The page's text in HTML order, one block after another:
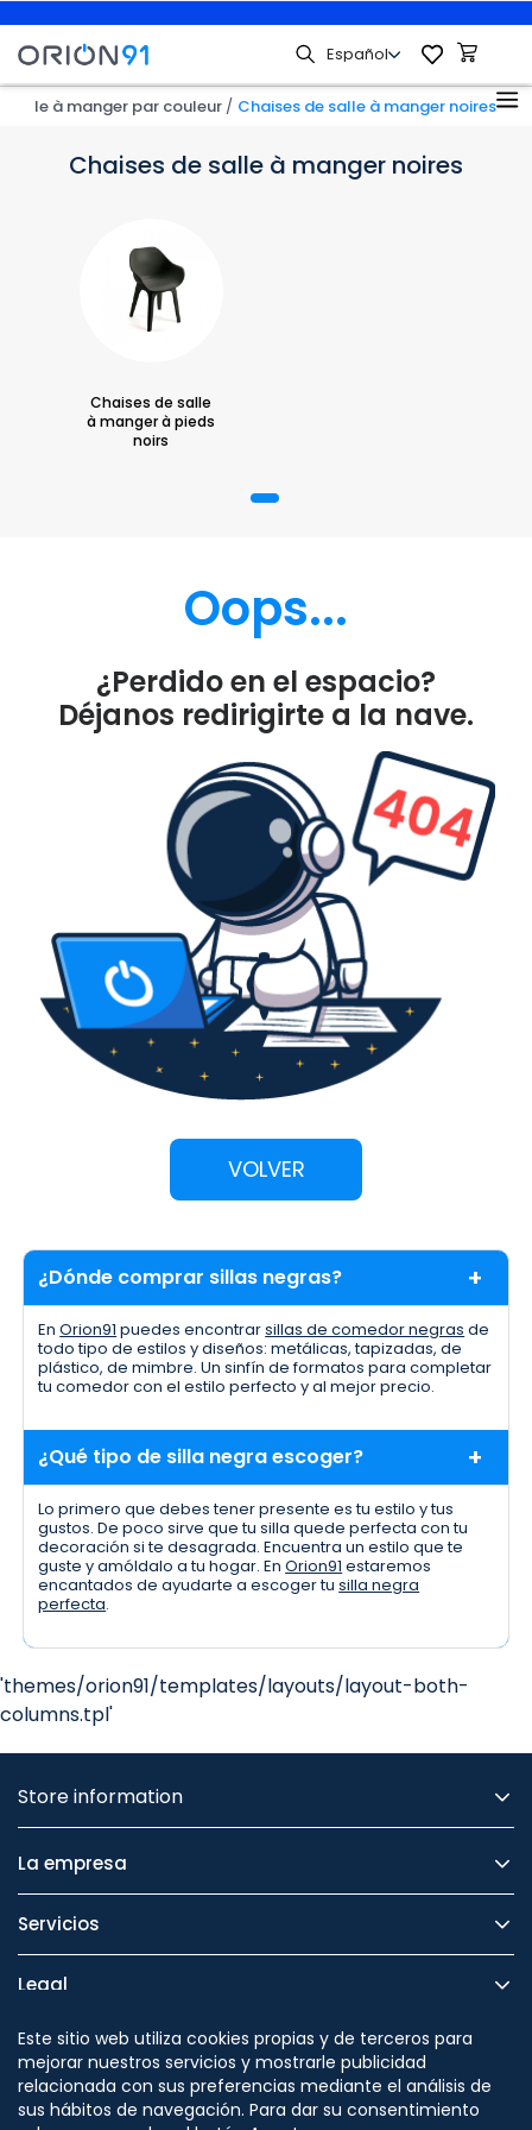
salle à manger par couleur Chaises de salle à manger noires
Chaises de salle à manger noires
Chaises de salle
à manger à pieds
noirs
1
Oops...
¿Perdido en el espacio?
Déjanos redirigirte a la nave.
VOLVER
¿Dónde comprar sillas negras?
EnOrion91 puedes encontrarsillas de comedor negras de
todo tipo de estilos y diseños: metálicas, tapizadas, de
plástico, de mimbre. Un sinfín de formatos para completar
tu comedor con el estilo perfecto y al mejor precio.
¿Qué tipo de silla negra escoger?
Lo primero que debes tener presente es tu estilo y tus
gustos. De poco sirve que tu silla quede perfecta con tu
decoración si te desagrada. Encuentra un estilo que te
guste y amóldalo a tu hogar. EnOrion91 estaremos
encantados de ayudarte a escoger tusilla negra
perfecta.
'themes/orion91/templates/layouts/layout-both-
columns.tpl'
Store information
La empresa
Servicios
Legal
Seguridad
Este sitio web utiliza cookies propias y de terceros para
mejorar nuestros servicios y mostrarle publicidad
relacionada con sus preferencias mediante el análisis de
sus hábitos de navegación. Para dar su consentimiento